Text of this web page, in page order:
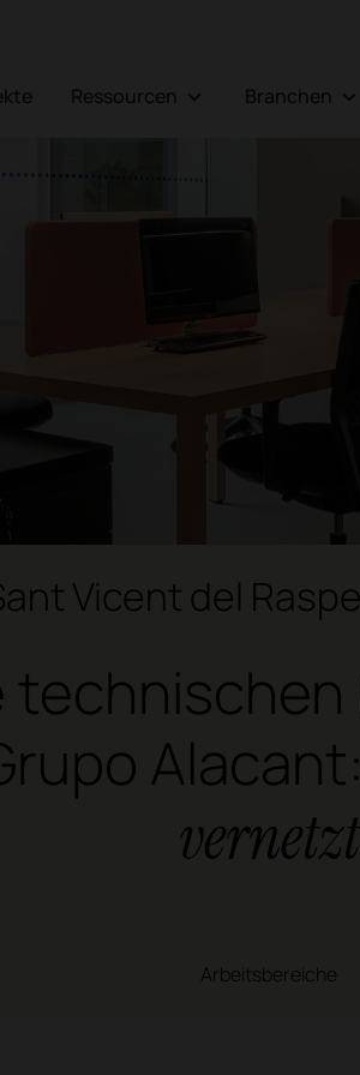
Ressourcen Branchen
Vicent del
technischen
Alacant:
vernetzt
Arbeitsbereiche